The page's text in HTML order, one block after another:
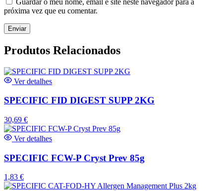
próxima vez que eu comentar.
Produtos Relacionados
Ver detalhes
SPECIFIC FID DIGEST SUPP 2KG
30,69 €
Ver detalhes
SPECIFIC FCW-P Cryst Prev 85g
1,83 €